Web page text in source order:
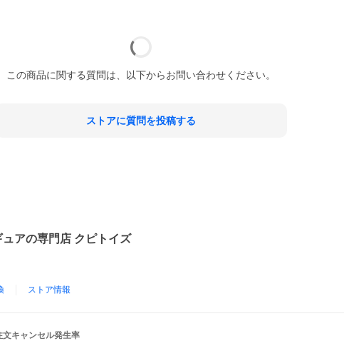
この商品に関する質問は、以下からお問い合わせください。
ストアに質問を投稿する
アの専門店 クピトイズ
ストア情報
文キャンセル発生率